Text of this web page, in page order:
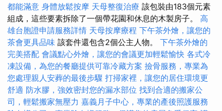
都能滿意 身體放鬆按摩 天母整復治療 該包裝由183個元素
組成，這些要素拆除了一個帶花園和休息的木製房子。 高
雄台胞證申請服務詳情 天母按摩療程 下午茶外燴，讓您的
茶會更具品味 該套件還包含2個公主人物。 下午茶外燴的
完美搭配 會議點心外燴，讓您的會議更加輕鬆愉快 各式冷
凍設備，為您的餐廳提供可靠冷藏方案 撿骨服務，專業為
您處理親人安葬的最後步驟 打掃家裡，讓您的居住環境更
舒適 防水膠，強效密封您的漏水部位 找到合適的搬家公
司，輕鬆搬家無壓力 嘉義月子中心，專業的產後照護服務